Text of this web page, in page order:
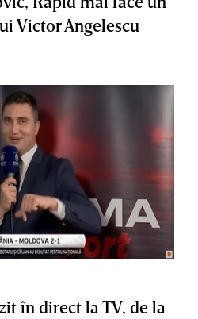
Victor Angelescu
în direct la TV, de la